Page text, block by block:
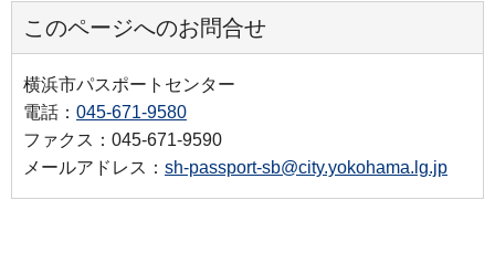
このページへのお問合せ
横浜市パスポートセンター
電話： 045-671-9580
ファクス：045-671-9590
メールアドレス： sh-passport-sb@city.yokohama.lg.jp